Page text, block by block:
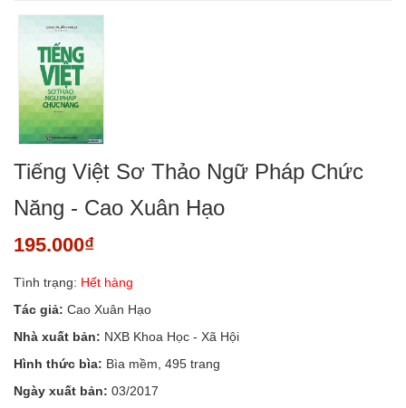
Tiếng Việt Sơ Thảo Ngữ Pháp Chức
Năng - Cao Xuân Hạo
195.000₫
Tình trạng: Hết hàng
Tác giả: Cao Xuân Hạo
Nhà xuất bản: NXB Khoa Học - Xã Hội
Hình thức bìa: Bìa mềm, 495 trang
Ngày xuất bản: 03/2017